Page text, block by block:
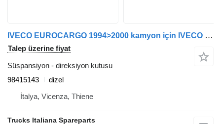
IVECO EUROCARGO 1994>2000 kamyon için IVECO 98415143 direksiyon kutusu
Talep üzerine fiyat
Süspansiyon - direksiyon kutusu
98415143
dizel
İtalya, Vicenza, Thiene
Trucks Italiana Spareparts